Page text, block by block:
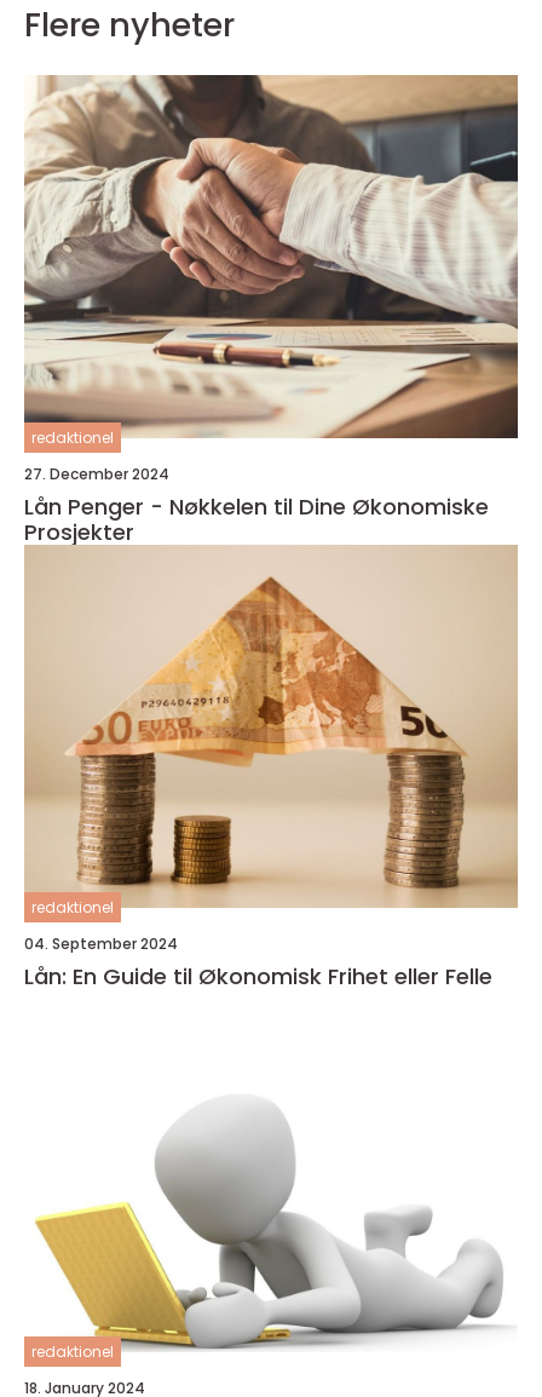
Flere nyheter
redaktionel
27. December 2024
Lån Penger - Nøkkelen til Dine Økonomiske
Prosjekter
redaktionel
04. September 2024
Lån: En Guide til Økonomisk Frihet eller Felle
redaktionel
18. January 2024